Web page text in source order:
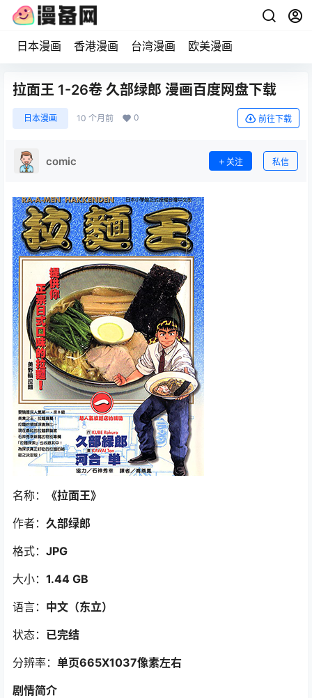
日本漫画 香港漫画 台湾漫画 欧美漫画
拉面王 1-26卷 久部绿郎 漫画百度网盘下载
日本漫画 10 个月前 0 前往下载
comic 关注 私信
名称： 《拉面王》
作者： 久部绿郎
格式： JPG
大小： 1.44 GB
语言： 中文（东立）
状态： 已完结
分辨率： 单页665X1037像素左右
剧情简介